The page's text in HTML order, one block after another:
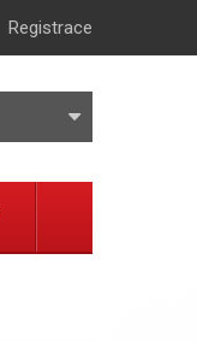
Registrace